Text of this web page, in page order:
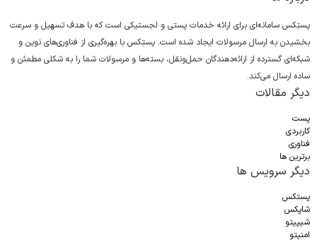
پستِکس سامانه‌ای برای ارائه خدمات پستی و لجستیکی است که با هدف تسهیل و سرعت
بخشیدن به ارسال مرسولات ایجاد شده است. پستِکس با بهره‌گیری از فناوری‌های نوین و
شبکه‌ای گسترده از ارائه‌دهندگان حمل‌ونقل، بسته‌ها و مرسولات شما را به شکلی مطمئن و
ساده ارسال می‌کند.
دیگر مقالات
پست
کاربردی
فناوری
برترین ها
دیگر سرویس ها
پستکس
شاپکس
شیپیتو
امنیتو